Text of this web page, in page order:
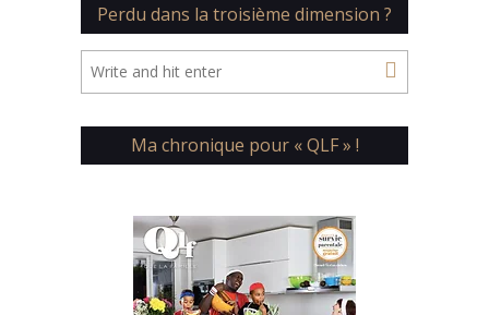
Perdu dans la troisième dimension ?
Ma chronique pour « QLF » !